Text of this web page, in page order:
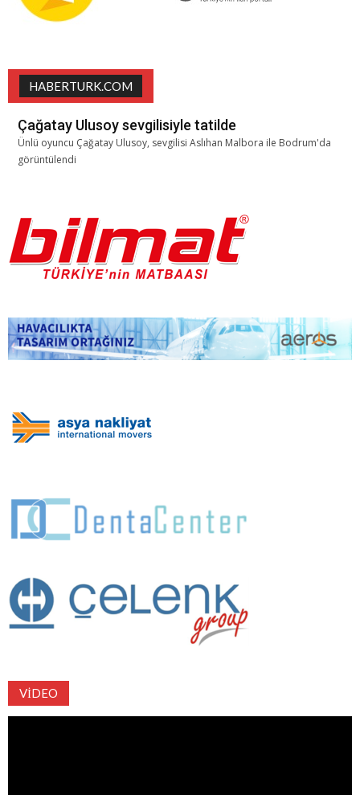
HABERTURK.COM
Çağatay Ulusoy sevgilisiyle tatilde
Ünlü oyuncu Çağatay Ulusoy, sevgilisi Aslıhan Malbora ile Bodrum'da
görüntülendi
VIDEO